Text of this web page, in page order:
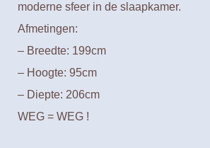
moderne sfeer in de slaapkamer.
Afmetingen:
– Breedte: 199cm
– Hoogte: 95cm
– Diepte: 206cm
WEG = WEG !